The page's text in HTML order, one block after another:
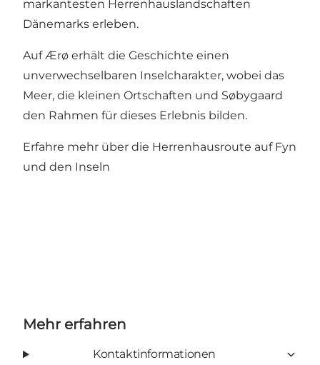
markantesten Herrenhauslandschaften
Dänemarks erleben.
Auf Ærø erhält die Geschichte einen
unverwechselbaren Inselcharakter, wobei das
Meer, die kleinen Ortschaften und Søbygaard
den Rahmen für dieses Erlebnis bilden.
Erfahre mehr über die Herrenhausroute auf Fyn
und den Inseln
Mehr erfahren
Kontaktinformationen